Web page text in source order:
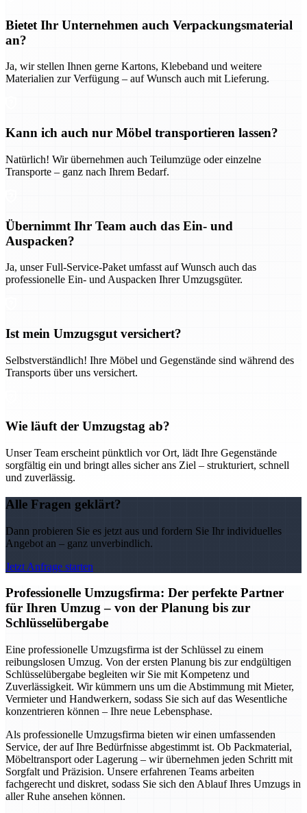
Bietet Ihr Unternehmen auch Verpackungsmaterial
an?
Ja, wir stellen Ihnen gerne Kartons, Klebeband und weitere
Materialien zur Verfügung – auf Wunsch auch mit Lieferung.
Kann ich auch nur Möbel transportieren lassen?
Natürlich! Wir übernehmen auch Teilumzüge oder einzelne
Transporte – ganz nach Ihrem Bedarf.
Übernimmt Ihr Team auch das Ein- und
Auspacken?
Ja, unser Full-Service-Paket umfasst auf Wunsch auch das
professionelle Ein- und Auspacken Ihrer Umzugsgüter.
Ist mein Umzugsgut versichert?
Selbstverständlich! Ihre Möbel und Gegenstände sind während des
Transports über uns versichert.
Wie läuft der Umzugstag ab?
Unser Team erscheint pünktlich vor Ort, lädt Ihre Gegenstände
sorgfältig ein und bringt alles sicher ans Ziel – strukturiert, schnell
und zuverlässig.
Alle Fragen geklärt?
Dann probieren Sie es jetzt aus und fordern Sie Ihr individuelles
Angebot an – ganz unverbindlich.
Jetzt Anfrage starten
Professionelle Umzugsfirma: Der perfekte Partner
für Ihren Umzug – von der Planung bis zur
Schlüsselübergabe
Eine professionelle Umzugsfirma ist der Schlüssel zu einem
reibungslosen Umzug. Von der ersten Planung bis zur endgültigen
Schlüsselübergabe begleiten wir Sie mit Kompetenz und
Zuverlässigkeit. Wir kümmern uns um die Abstimmung mit Mieter,
Vermieter und Handwerkern, sodass Sie sich auf das Wesentliche
konzentrieren können – Ihre neue Lebensphase.
Als professionelle Umzugsfirma bieten wir einen umfassenden
Service, der auf Ihre Bedürfnisse abgestimmt ist. Ob Packmaterial,
Möbeltransport oder Lagerung – wir übernehmen jeden Schritt mit
Sorgfalt und Präzision. Unsere erfahrenen Teams arbeiten
fachgerecht und diskret, sodass Sie sich den Ablauf Ihres Umzugs in
aller Ruhe ansehen können.